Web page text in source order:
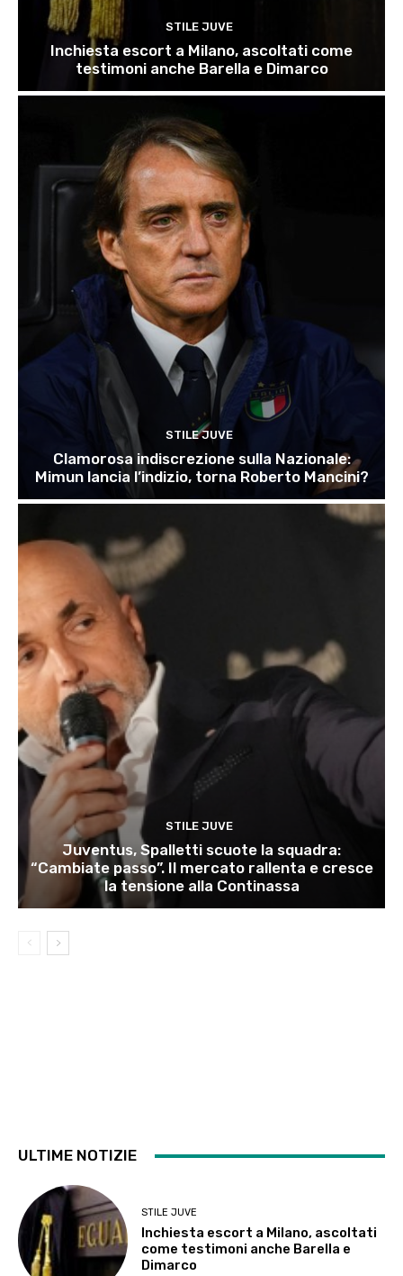
STILE JUVE
Inchiesta escort a Milano, ascoltati come
testimoni anche Barella e Dimarco
STILE JUVE
Clamorosa indiscrezione sulla Nazionale:
Mimun lancia l’indizio, torna Roberto Mancini?
STILE JUVE
Juventus, Spalletti scuote la squadra:
“Cambiate passo”. Il mercato rallenta e cresce
la tensione alla Continassa
ULTIME NOTIZIE
STILE JUVE
Inchiesta escort a Milano, ascoltati
come testimoni anche Barella e
Dimarco